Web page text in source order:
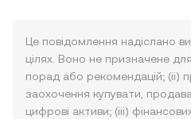
Це повідомлення надіслано
цілях. Воно не призначене
порад або рекомендацій; (ii)
заохочення купувати,
цифрові активи; (iii)